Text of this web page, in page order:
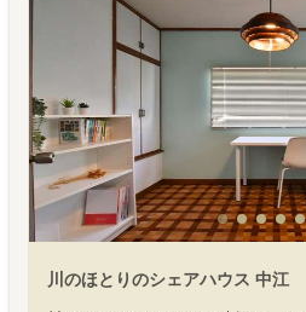
川のほとりのシェアハウス 中江